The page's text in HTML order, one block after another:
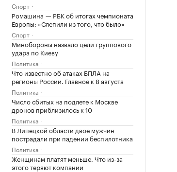
Спорт
Ромашина — РБК об итогах чемпионата
Европы: «Слепили из того, что было»
Спорт
Минобороны назвало цели группового
удара по Киеву
Политика
Что известно об атаках БПЛА на
регионы России. Главное к 8 августа
Политика
Число сбитых на подлете к Москве
дронов приблизилось к 10
Политика
В Липецкой области двое мужчин
пострадали при падении беспилотника
Политика
Женщинам платят меньше. Что из-за
этого теряют компании